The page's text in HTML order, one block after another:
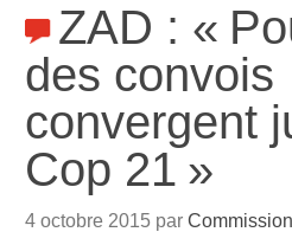
ZAD : «
des convois
convergent
Cop 21 »
4 octobre 2015 par